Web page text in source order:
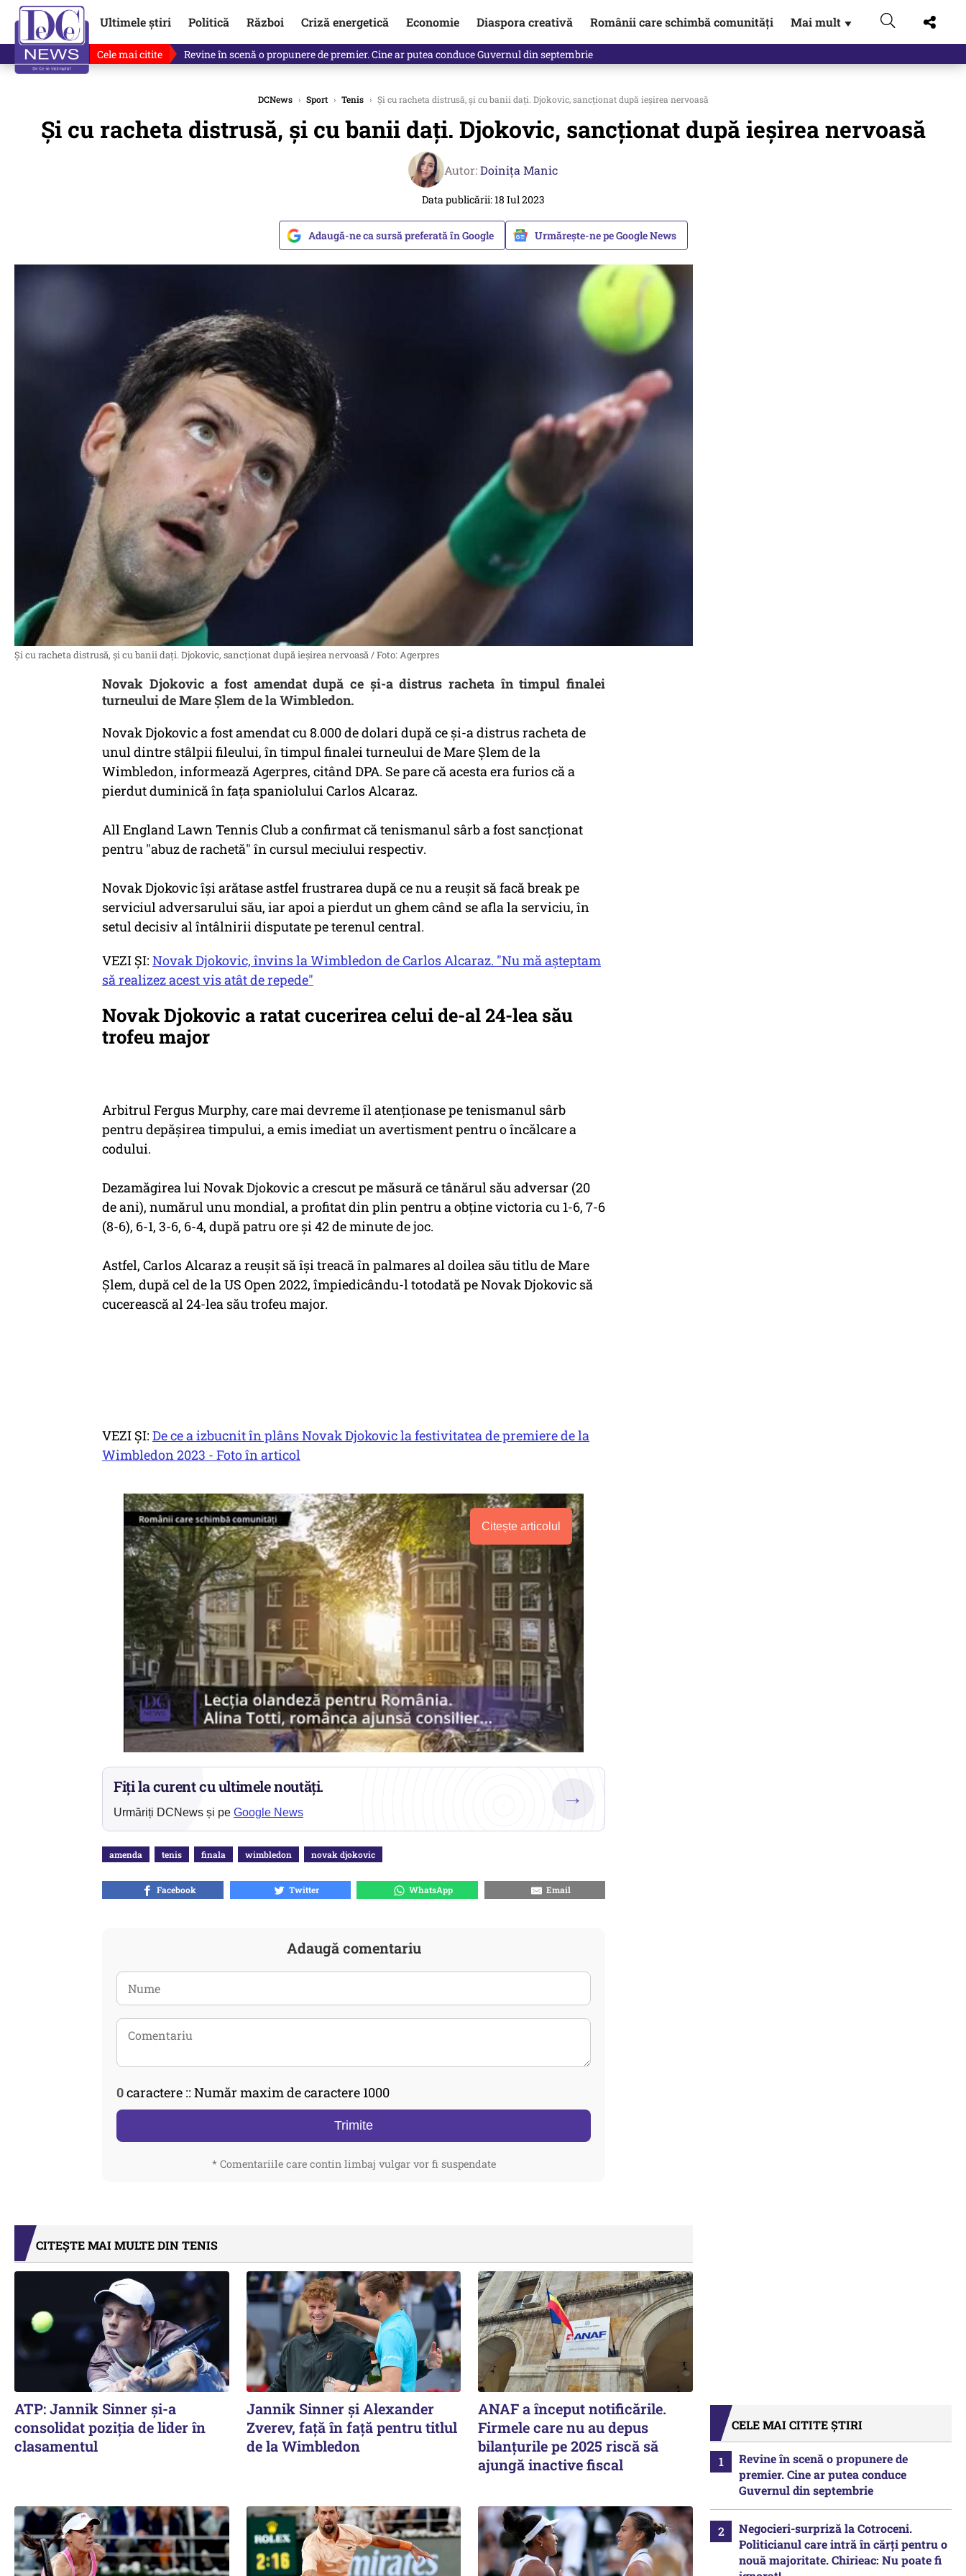
Ultimele știri Politică Război Criză energetică Economie Diaspora creativă Românii care schimbă comunități Mai mult ▼
Cele mai citite Ce se întâmplă cu primul buletin electronic, decizia luată astăzi de Guvern pentru toți românii
DCNews › Sport › Tenis › Și cu racheta distrusă, și cu banii dați. Djokovic, sancționat după ieșirea nervoasă
Și cu racheta distrusă, și cu banii dați. Djokovic, sancționat după ieșirea nervoasă
Autor:Doinița Manic
Data publicării: 18 Iul 2023
Adaugă-ne ca sursă preferată în Google Urmărește-ne pe Google News
Și cu racheta distrusă, și cu banii dați. Djokovic, sancționat după ieșirea nervoasă / Foto: Agerpres
Novak Djokovic a fost amendat după ce şi-a distrus racheta în timpul finalei
turneului de Mare Şlem de la Wimbledon.
Novak Djokovic a fost amendat cu 8.000 de dolari după ce şi-a distrus racheta de
unul dintre stâlpii fileului, în timpul finalei turneului de Mare Şlem de la
Wimbledon, informează Agerpres, citând DPA. Se pare că acesta era furios că a
pierdut duminică în faţa spaniolului Carlos Alcaraz.
All England Lawn Tennis Club a confirmat că tenismanul sârb a fost sancţionat
pentru "abuz de rachetă" în cursul meciului respectiv.
Novak Djokovic își arătase astfel frustrarea după ce nu a reuşit să facă break pe
serviciul adversarului său, iar apoi a pierdut un ghem când se afla la serviciu, în
setul decisiv al întâlnirii disputate pe terenul central.
VEZI ȘI: Novak Djokovic, învins la Wimbledon de Carlos Alcaraz. "Nu mă aşteptam
să realizez acest vis atât de repede"
Novak Djokovic a ratat cucerirea celui de-al 24-lea său
trofeu major
Arbitrul Fergus Murphy, care mai devreme îl atenţionase pe tenismanul sârb
pentru depăşirea timpului, a emis imediat un avertisment pentru o încălcare a
codului.
Dezamăgirea lui Novak Djokovic a crescut pe măsură ce tânărul său adversar (20
de ani), numărul unu mondial, a profitat din plin pentru a obţine victoria cu 1-6, 7-6
(8-6), 6-1, 3-6, 6-4, după patru ore şi 42 de minute de joc.
Astfel, Carlos Alcaraz a reușit să își treacă în palmares al doilea său titlu de Mare
Şlem, după cel de la US Open 2022, împiedicându-l totodată pe Novak Djokovic să
cucerească al 24-lea său trofeu major.
VEZI ȘI: De ce a izbucnit în plâns Novak Djokovic la festivitatea de premiere de la
Wimbledon 2023 - Foto în articol
Citește articolul
Fiți la curent cu ultimele noutăți.
Urmăriți DCNews și pe Google News
→
amenda tenis finala wimbledon novak djokovic
Facebook Twitter WhatsApp Email
Adaugă comentariu
0caractere :: Număr maxim de caractere 1000
Trimite
* Comentariile care contin limbaj vulgar vor fi suspendate
CITEȘTE MAI MULTE DIN TENIS
ATP: Jannik Sinner și-a
consolidat poziția de lider în
clasamentul
Jannik Sinner și Alexander
Zverev, față în față pentru titlul
de la Wimbledon
ANAF a început notificările.
Firmele care nu au depus
bilanțurile pe 2025 riscă să
ajungă inactive fiscal
CELE MAI CITITE ȘTIRI
Revine în scenă o propunere de
premier. Cine ar putea conduce
Guvernul din septembrie
Negocieri-surpriză la Cotroceni.
Politicianul care intră în cărți pentru o
nouă majoritate. Chirieac: Nu poate fi